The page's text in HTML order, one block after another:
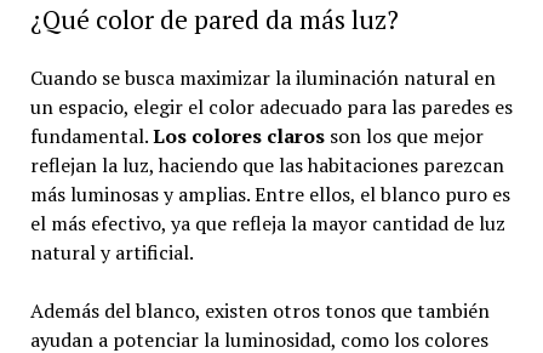
¿Qué color de pared da más luz?
Cuando se busca maximizar la iluminación natural en
un espacio, elegir el color adecuado para las paredes es
fundamental.Los colores clarosson los que mejor
reflejan la luz, haciendo que las habitaciones parezcan
más luminosas y amplias. Entre ellos, el blanco puro es
el más efectivo, ya que refleja la mayor cantidad de luz
natural y artificial.
Además del blanco, existen otros tonos que también
ayudan a potenciar la luminosidad, como los colores